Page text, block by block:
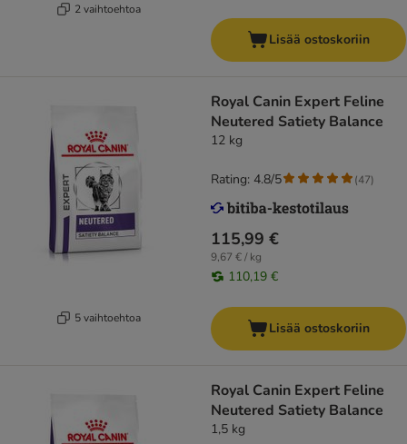
2 vaihtoehtoa
Lisää ostoskoriin
5 vaihtoehtoa
Royal Canin Expert Feline
Neutered Satiety Balance
12 kg
115,99 €
9,67 € / kg
110,19 €
Rating: 4.8/5 (47)
Lisää ostoskoriin
Royal Canin Expert Feline
Neutered Satiety Balance
1,5 kg